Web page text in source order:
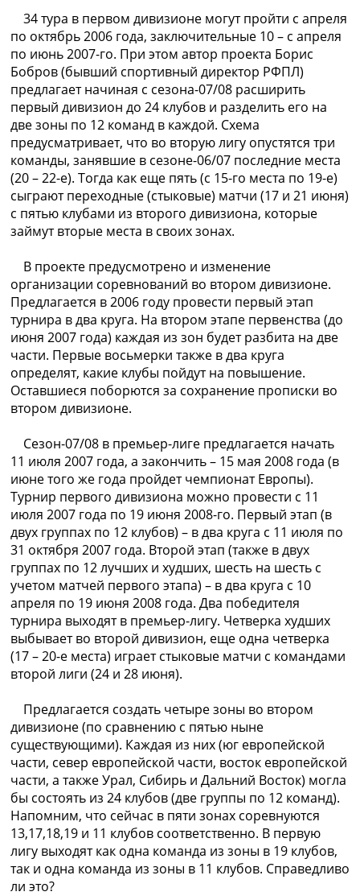
Последние комментарии
Конкурс прогнозов
Логин
Рейтинги
Правила
Коллективный прогноз
Турниры
Чемпионат Мира
Украина. Премьер-Лига
Украина. Первая Лига
Лига Чемпионов
Англия. Премьер Лига
Испания. Ла Лига
Таблицы
Таблицы групп Чемпионата Мира
Украина. Премьер-Лига
Украина. Первая Лига
Лига Чемпионов. Таблицы групп
Англия. Премьер-Лига
Испания. Ла Лига
Все таблицы >>>
Рейтинги
Рейтинг клубов УЕФА
Рейтинг ФИФА
ТВ программа
34 тура в первом дивизионе могут пройти с апреля
по октябрь 2006 года, заключительные 10 – с апреля
по июнь 2007-го. При этом автор проекта Борис
Бобров (бывший спортивный директор РФПЛ)
предлагает начиная с сезона-07/08 расширить
первый дивизион до 24 клубов и разделить его на
две зоны по 12 команд в каждой. Схема
предусматривает, что во вторую лигу опустятся три
команды, занявшие в сезоне-06/07 последние места
(20 – 22-е). Тогда как еще пять (с 15-го места по 19-е)
сыграют переходные (стыковые) матчи (17 и 21 июня)
с пятью клубами из второго дивизиона, которые
займут вторые места в своих зонах.
В проекте предусмотрено и изменение
организации соревнований во втором дивизионе.
Предлагается в 2006 году провести первый этап
турнира в два круга. На втором этапе первенства (до
июня 2007 года) каждая из зон будет разбита на две
части. Первые восьмерки также в два круга
определят, какие клубы пойдут на повышение.
Оставшиеся поборются за сохранение прописки во
втором дивизионе.
Сезон-07/08 в премьер-лиге предлагается начать
11 июля 2007 года, а закончить – 15 мая 2008 года (в
июне того же года пройдет чемпионат Европы).
Турнир первого дивизиона можно провести с 11
июля 2007 года по 19 июня 2008-го. Первый этап (в
двух группах по 12 клубов) – в два круга с 11 июля по
31 октября 2007 года. Второй этап (также в двух
группах по 12 лучших и худших, шесть на шесть с
учетом матчей первого этапа) – в два круга с 10
апреля по 19 июня 2008 года. Два победителя
турнира выходят в премьер-лигу. Четверка худших
выбывает во второй дивизион, еще одна четверка
(17 – 20-е места) играет стыковые матчи с командами
второй лиги (24 и 28 июня).
Предлагается создать четыре зоны во втором
дивизионе (по сравнению с пятью ныне
существующими). Каждая из них (юг европейской
части, север европейской части, восток европейской
части, а также Урал, Сибирь и Дальний Восток) могла
бы состоять из 24 клубов (две группы по 12 команд).
Напомним, что сейчас в пяти зонах соревнуются
13,17,18,19 и 11 клубов соответственно. В первую
лигу выходят как одна команда из зоны в 19 клубов,
так и одна команда из зоны в 11 клубов. Справедливо
ли это?